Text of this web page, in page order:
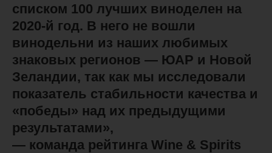
списком 100 лучших виноделен на
2020-й год. ⁠В него не вошли
винодельни из наших любимых
знаковых регионов — ЮАР и Новой
Зеландии, так как мы исследовали
показатель стабильности качества и
«победы» над их предыдущими
результатами»,
— команда рейтинга Wine & Spirits